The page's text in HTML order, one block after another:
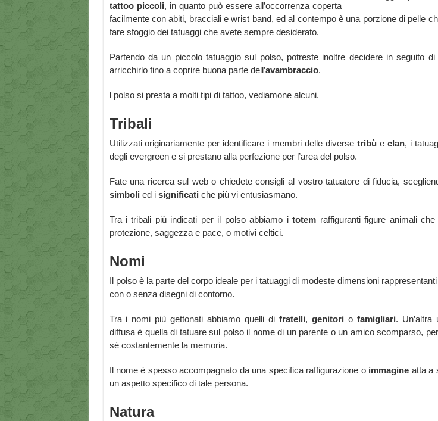
tattoo piccoli, in quanto può essere all’occorrenza coperta
facilmente con abiti, bracciali e wrist band, ed al contempo è una porzione di pelle
fare sfoggio dei tatuaggi che avete sempre desiderato.
Partendo da un piccolo tatuaggio sul polso, potreste inoltre decidere in seguito di
arricchirlo fino a coprire buona parte dell’avambraccio.
l polso si presta a molti tipi di tattoo, vediamone alcuni.
Tribali
Utilizzati originariamente per identificare i membri delle diverse tribùe clan, i
degli evergreen e si prestano alla perfezione per l’area del polso.
Fate una ricerca sul web o chiedete consigli al vostro tatuatore di fiducia,
simboli ed i significati che più vi entusiasmano.
Tra i tribali più indicati per il polso abbiamo itotem raffiguranti figure animali
protezione, saggezza e pace, o motivi celtici.
Nomi
Il polso è la parte del corpo ideale per i tatuaggi di modeste dimensioni rappresentanti
con o senza disegni di contorno.
Tra i nomi più gettonati abbiamo quelli di fratelli, genitori o famigliari. Un’altra
diffusa è quella di tatuare sul polso il nome di un parente o un amico scomparso,
sé costantemente la memoria.
Il nome è spesso accompagnato da una specifica raffigurazione o immagine atta a
un aspetto specifico di tale persona.
Natura